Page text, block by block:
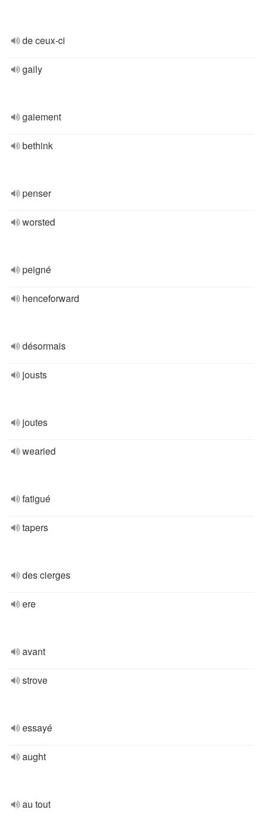
de ceux-ci
gaily
gaiement
bethink
penser
worsted
peigné
henceforward
désormais
jousts
joutes
wearied
fatigué
tapers
des cierges
ere
avant
strove
essayé
aught
au tout